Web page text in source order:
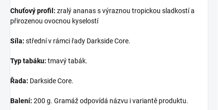
Chuťový profil: zralý ananas s výraznou tropickou sladkostí a
přirozenou ovocnou kyselostí
Síla: střední v rámci řady Darkside Core.
Typ tabáku: tmavý tabák.
Řada: Darkside Core.
Balení: 200 g. Gramáž odpovídá názvu i variantě produktu.